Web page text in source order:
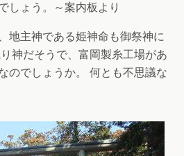
しょう。～案内板より
地主神である姫神命も御祭神に
神だそうで、富岡製糸工場があ
のでしょうか。 何とも不思議な